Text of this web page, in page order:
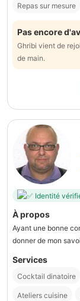
Repas sur mesure
Pas encore
Ghribi vient de
de main.
Identité
À propos
Ayant une bonne
donner de mon
Services
Cocktail dinatoire
Ateliers cuisine